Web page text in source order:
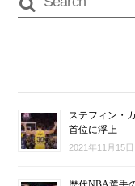
ステフィン・
首位に浮上
2021年11月15日